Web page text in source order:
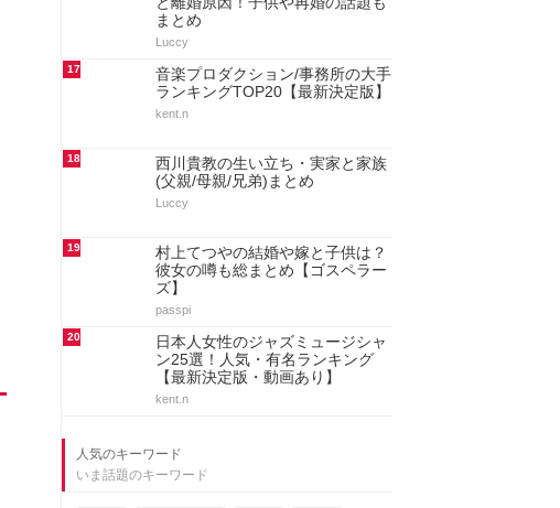
まとめ
Luccy
17
音楽プロダクション/事務所の大手
ランキングTOP20【最新決定版】
kent.n
18
西川貴教の生い立ち・実家と家族
(父親/母親/兄弟)まとめ
Luccy
19
村上てつやの結婚や嫁と子供は？
彼女の噂も総まとめ【ゴスペラー
ズ】
passpi
20
日本人女性のジャズミュージシャ
ン25選！人気・有名ランキング
【最新決定版・動画あり】
kent.n
人気のキーワード
いま話題のキーワード